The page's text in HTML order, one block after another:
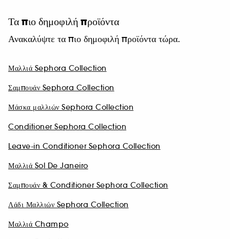
Τα πιο δημοφιλή προϊόντα
Ανακαλύψτε τα πιο δημοφιλή προϊόντα τώρα.
Μαλλιά Sephora Collection
Σαμπουάν Sephora Collection
Μάσκα μαλλιών Sephora Collection
Conditioner Sephora Collection
Leave-in Conditioner Sephora Collection
Μαλλιά Sol De Janeiro
Σαμπουάν & Conditioner Sephora Collection
Λάδι Μαλλιών Sephora Collection
Μαλλιά Champo